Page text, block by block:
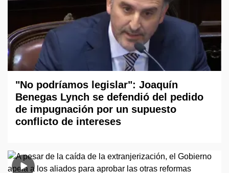
"No podríamos legislar": Joaquín
Benegas Lynch se defendió del pedido
de impugnación por un supuesto
conflicto de intereses